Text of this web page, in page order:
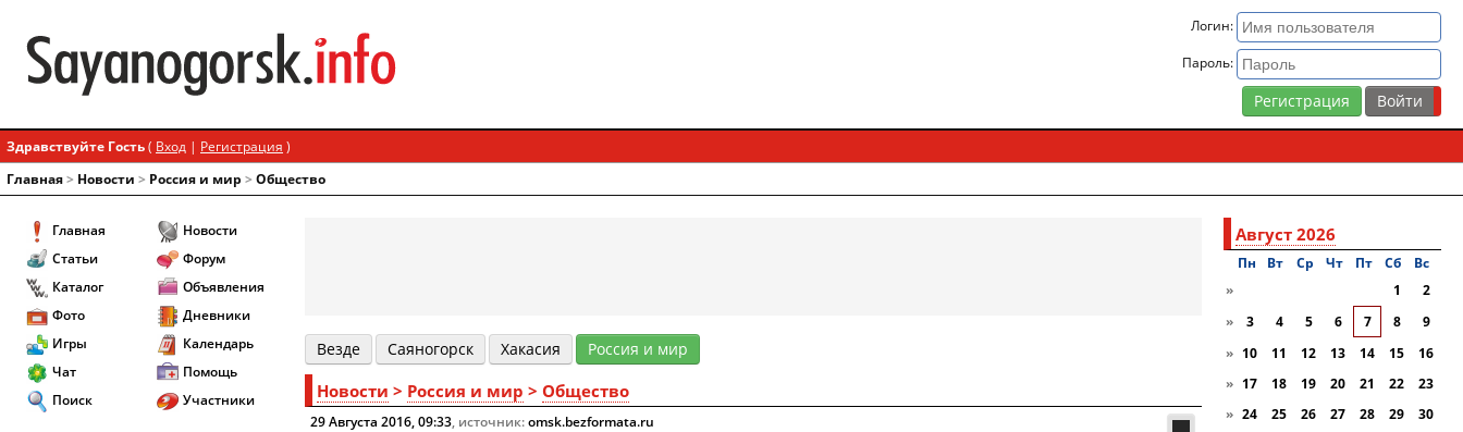
Логин:
Пароль:
Регистрация
Здравствуйте Гость( Вход | Регистрация )
Главная> Новости > Россия и мир > Общество
Главная
Статьи
Каталог
Фото
Игры
Чат
Поиск
Новости
Форум
Объявления
Дневники
Календарь
Помощь
Участники
Везде Cаяногорск Хакасия Россия и мир
Новости > Россия и мир > Общество
29 Августа 2016, 09:33, источник:omsk.bezformata.ru
Август 2026
Пн Вт Ср Чт Пт Сб
Вc
»
1
2
»
3 4 5 6 7 8
9
» 10 11 12 13 14 15
16
» 17 18 19 20 21 22
23
» 24 25 26 27 28 29
30